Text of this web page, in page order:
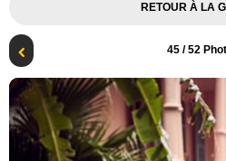
RETOUR À LA
45 / 52